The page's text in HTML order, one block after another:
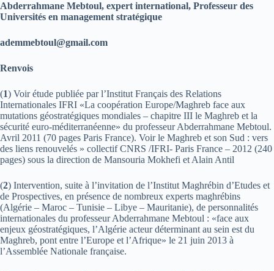
Abderrahmane Mebtoul, expert international, Professeur des
Universités en management stratégique
ademmebtoul@gmail.com
Renvois
(1) Voir étude publiée par l’Institut Français des Relations
Internationales IFRI «La coopération Europe/Maghreb face aux
mutations géostratégiques mondiales – chapitre III le Maghreb et la
sécurité euro-méditerranéenne» du professeur Abderrahmane Mebtoul.
Avril 2011 (70 pages Paris France). Voir le Maghreb et son Sud : vers
des liens renouvelés » collectif CNRS /IFRI- Paris France – 2012 (240
pages) sous la direction de Mansouria Mokhefi et Alain Antil
(2) Intervention, suite à l’invitation de l’Institut Maghrébin d’Etudes et
de Prospectives, en présence de nombreux experts maghrébins
(Algérie – Maroc – Tunisie – Libye – Mauritanie), de personnalités
internationales du professeur Abderrahmane Mebtoul : «face aux
enjeux géostratégiques, l’Algérie acteur déterminant au sein est du
Maghreb, pont entre l’Europe et l’Afrique» le 21 juin 2013 à
l’Assemblée Nationale française.